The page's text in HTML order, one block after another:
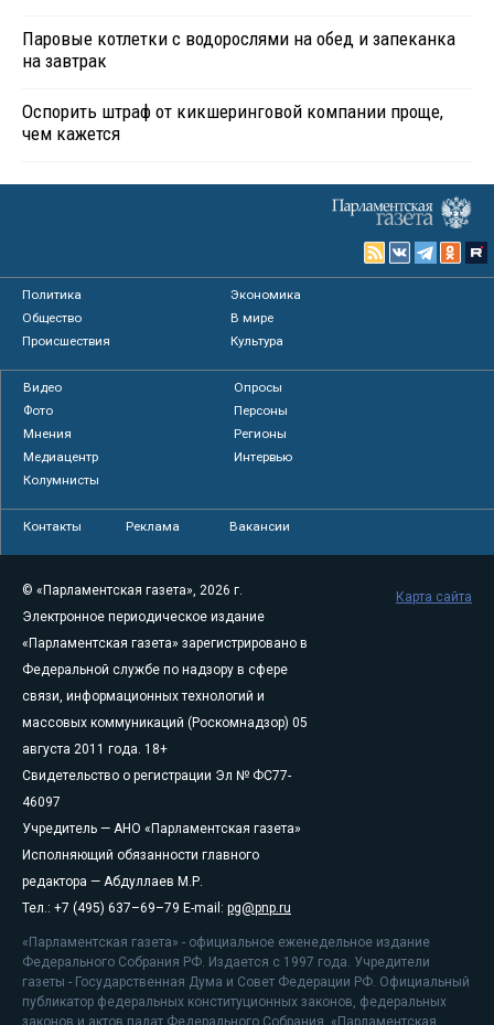
Паровые котлетки с водорослями на обед и запеканка
на завтрак
Оспорить штраф от кикшеринговой компании проще,
чем кажется
Политика
Экономика
Общество
В мире
Происшествия
Культура
Видео
Опросы
Фото
Персоны
Мнения
Регионы
Медиацентр
Интервью
Колумнисты
Контакты Реклама Вакансии
© «Парламентская газета», 2026 г.
Электронное периодическое издание
«Парламентская газета» зарегистрировано в
Федеральной службе по надзору в сфере
связи, информационных технологий и
массовых коммуникаций (Роскомнадзор) 05
августа 2011 года. 18+
Свидетельство о регистрации Эл № ФС77-
46097
Учредитель — АНО «Парламентская газета»
Исполняющий обязанности главного
редактора — Абдуллаев М.Р.
Тел.: +7 (495) 637–69–79 E-mail: pg@pnp.ru
«Парламентская газета» - официальное еженедельное издание
Федерального Собрания РФ. Издается с 1997 года. Учредители
газеты - Государственная Дума и Совет Федерации РФ. Официальный
публикатор федеральных конституционных законов, федеральных
законов и актов палат Федерального Собрания. «Парламентская
Карта сайта